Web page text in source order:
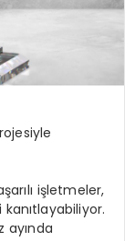
işletmeler,
ayında